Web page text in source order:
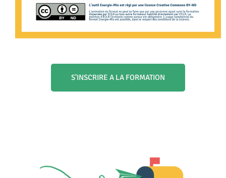
S'INSCRIRE A LA FORMATION